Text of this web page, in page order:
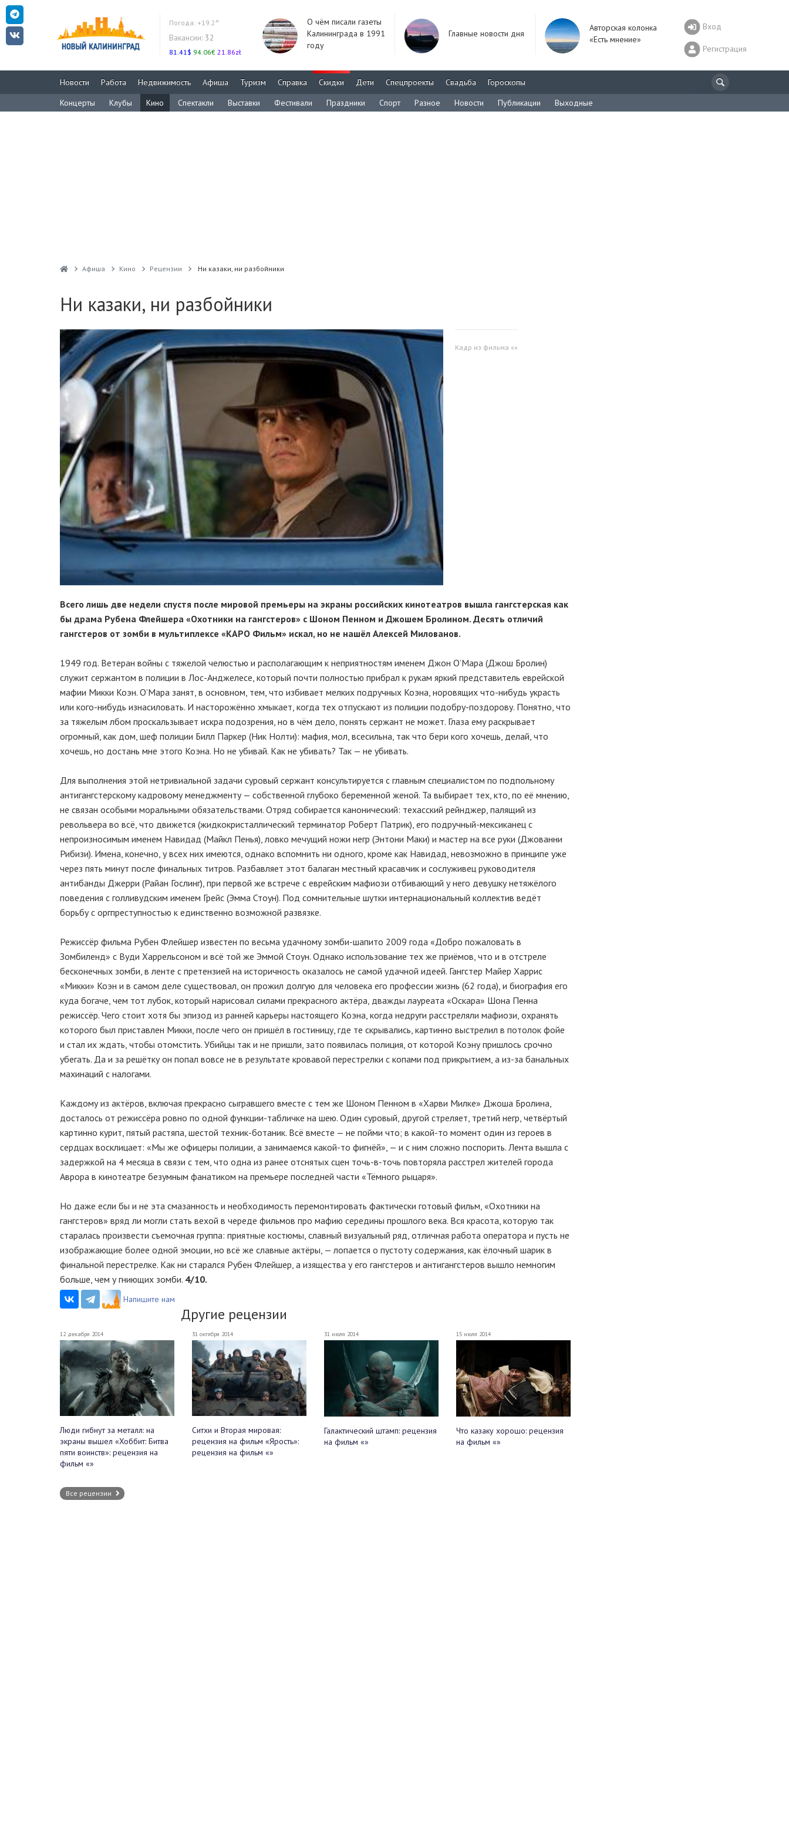
Погода: +19.2°
Вакансии: 32
81.41$ 94.06€ 21.86zł
О чём писали газеты
Калининграда в 1991
году
Главные новости дня
Авторская колонка
«Есть мнение»
Вход
Регистрация
Новости Работа Недвижимость Афиша Туризм Справка Скидки Дети Спецпроекты Свадьба
Гороскопы
Концерты
Клубы Кино Спектакли Выставки Фестивали Праздники Спорт Разное Новости Публикации Выходные
Афиша Кино Рецензии Ни казаки, ни разбойники
Ни казаки, ни разбойники
Кадр из фильма «»
Всего лишь две недели спустя после мировой премьеры на экраны российских кинотеатров вышла гангстерская как
бы драма Рубена Флейшера «Охотники на гангстеров» с Шоном Пенном и Джошем Бролином. Десять отличий
гангстеров от зомби в мультиплексе «КАРО Фильм» искал, но не нашёл Алексей Милованов.
1949 год. Ветеран войны с тяжелой челюстью и располагающим к неприятностям именем Джон О’Мара (Джош Бролин)
служит сержантом в полиции в Лос-Анджелесе, который почти полностью прибрал к рукам яркий представитель еврейской
мафии Микки Коэн. О’Мара занят, в основном, тем, что избивает мелких подручных Коэна, норовящих что-нибудь украсть
или кого-нибудь изнасиловать. И насторожённо хмыкает, когда тех отпускают из полиции подобру-поздорову. Понятно, что
за тяжелым лбом проскальзывает искра подозрения, но в чём дело, понять сержант не может. Глаза ему раскрывает
огромный, как дом, шеф полиции Билл Паркер (Ник Нолти): мафия, мол, всесильна, так что бери кого хочешь, делай, что
хочешь, но достань мне этого Коэна. Но не убивай. Как не убивать? Так — не убивать.
Для выполнения этой нетривиальной задачи суровый сержант консультируется с главным специалистом по подпольному
антигангстерскому кадровому менеджменту — собственной глубоко беременной женой. Та выбирает тех, кто, по её мнению,
не связан особыми моральными обязательствами. Отряд собирается канонический: техасский рейнджер, палящий из
револьвера во всё, что движется (жидкокристаллический терминатор Роберт Патрик), его подручный-мексиканец с
непроизносимым именем Навидад (Майкл Пенья), ловко мечущий ножи негр (Энтони Маки) и мастер на все руки (Джованни
Рибизи). Имена, конечно, у всех них имеются, однако вспомнить ни одного, кроме как Навидад, невозможно в принципе уже
через пять минут после финальных титров. Разбавляет этот балаган местный красавчик и сослуживец руководителя
антибанды Джерри (Райан Гослинг), при первой же встрече с еврейским мафиози отбивающий у него девушку нетяжёлого
поведения с голливудским именем Грейс (Эмма Стоун). Под сомнительные шутки интернациональный коллектив ведёт
борьбу с оргпреступностью к единственно возможной развязке.
Режиссёр фильма Рубен Флейшер известен по весьма удачному зомби-шапито 2009 года «Добро пожаловать в
Зомбиленд» с Вуди Харрельсоном и всё той же Эммой Стоун. Однако использование тех же приёмов, что и в отстреле
бесконечных зомби, в ленте с претензией на историчность оказалось не самой удачной идеей. Гангстер Майер Харрис
«Микки» Коэн и в самом деле существовал, он прожил долгую для человека его профессии жизнь (62 года), и биография его
куда богаче, чем тот лубок, который нарисовал силами прекрасного актёра, дважды лауреата «Оскара» Шона Пенна
режиссёр. Чего стоит хотя бы эпизод из ранней карьеры настоящего Коэна, когда недруги расстреляли мафиози, охранять
которого был приставлен Микки, после чего он пришёл в гостиницу, где те скрывались, картинно выстрелил в потолок фойе
и стал их ждать, чтобы отомстить. Убийцы так и не пришли, зато появилась полиция, от которой Коэну пришлось срочно
убегать. Да и за решётку он попал вовсе не в результате кровавой перестрелки с копами под прикрытием, а из-за банальных
махинаций с налогами.
Каждому из актёров, включая прекрасно сыгравшего вместе с тем же Шоном Пенном в «Харви Милке» Джоша Бролина,
досталось от режиссёра ровно по одной функции-табличке на шею. Один суровый, другой стреляет, третий негр, четвёртый
картинно курит, пятый растяпа, шестой техник-ботаник. Всё вместе — не пойми что; в какой-то момент один из героев в
сердцах восклицает: «Мы же офицеры полиции, а занимаемся какой-то фигнёй», — и с ним сложно поспорить. Лента вышла с
задержкой на 4 месяца в связи с тем, что одна из ранее отснятых сцен точь-в-точь повторяла расстрел жителей города
Аврора в кинотеатре безумным фанатиком на премьере последней части «Тёмного рыцаря».
Но даже если бы и не эта смазанность и необходимость перемонтировать фактически готовый фильм, «Охотники на
гангстеров» вряд ли могли стать вехой в череде фильмов про мафию середины прошлого века. Вся красота, которую так
старалась произвести съемочная группа: приятные костюмы, славный визуальный ряд, отличная работа оператора и пусть не
изображающие более одной эмоции, но всё же славные актёры, — лопается о пустоту содержания, как ёлочный шарик в
финальной перестрелке. Как ни старался Рубен Флейшер, а изящества у его гангстеров и антигангстеров вышло немногим
больше, чем у гниющих зомби. 4/10.
Напишите нам
Другие рецензии
12 декабря 2014
Люди гибнут за металл: на
экраны вышел «Хоббит: Битва
пяти воинств»: рецензия на
фильм «»
31 октября 2014
Ситхи и Вторая мировая:
рецензия на фильм «Ярость»:
рецензия на фильм «»
31 июля 2014
Галактический штамп: рецензия
на фильм «»
15 июля 2014
Что казаку хорошо: рецензия
на фильм «»
Все рецензии